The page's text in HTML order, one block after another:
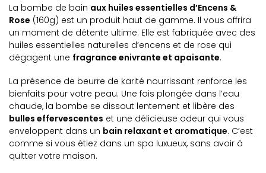
La bombe de bain aux huiles essentielles d’Encens &
Rose (160g) est un produit haut de gamme. Il vous offrira
un moment de détente ultime. Elle est fabriquée avec des
huiles essentielles naturelles d’encens et de rose qui
dégagent une fragrance enivrante et apaisante.
La présence de beurre de karité nourrissant renforce les
bienfaits pour votre peau. Une fois plongée dans l’eau
chaude, la bombe se dissout lentement et libère des
bulles effervescentes et une délicieuse odeur qui vous
enveloppent dans un bain relaxant et aromatique. C’est
comme si vous étiez dans un spa luxueux, sans avoir à
quitter votre maison.